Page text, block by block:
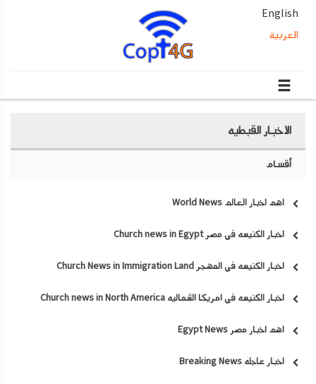
English
العربية
الاخبار القبطيه
أقسام
اهم اخبار العالم World News
اخبار الكنيسه في مصر Church news in Egypt
اخبار الكنيسه في المهجر Church News in Immigration Land
اخبار الكنيسه في امريكا الشماليه Church news in North America
اهم اخبار مصر Egypt News
اخبار عاجله Breaking News